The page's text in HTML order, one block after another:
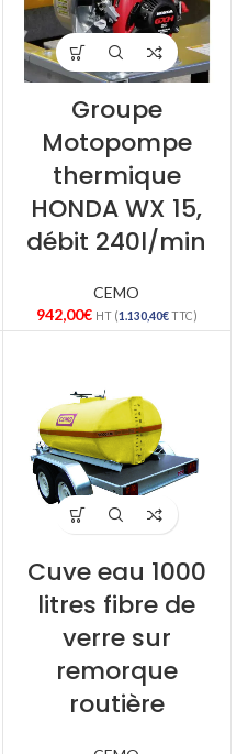
Groupe
Motopompe
thermique
HONDA WX 15,
débit 240l/min
CEMO
942,00€ HT (1.130,40€TTC)
Cuve eau 1000
litres fibre de
verre sur
remorque
routière